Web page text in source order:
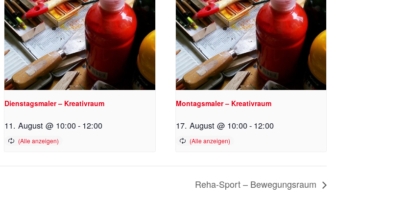
Dienstagsmaler – Kreativraum
11. August @ 10:00- 12:00
Montagsmaler – Kreativraum
17. August @ 10:00- 12:00
Reha-Sport – Bewegungsraum